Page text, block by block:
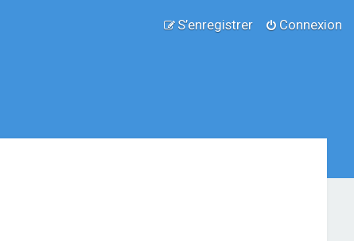
Connexion
S’enregistrer